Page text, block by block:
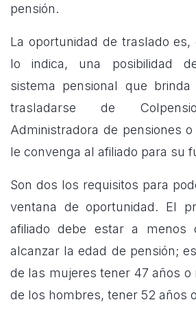
pensión.
La oportunidad de traslado
lo indica, una posibilidad
sistema pensional que
trasladarse de
Administradora de pensiones
le convenga al afiliado para su
Son dos los requisitos para
ventana de oportunidad. El
afiliado debe estar a menos
alcanzar la edad de pensión;
de las mujeres tener 47 años o
de los hombres, tener 52 años